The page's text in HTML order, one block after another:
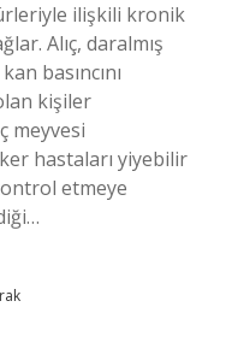
ilişkili kronik
Alıç, daralmış
basıncını
kişiler
meyvesi
hastaları yiyebilir
etmeye